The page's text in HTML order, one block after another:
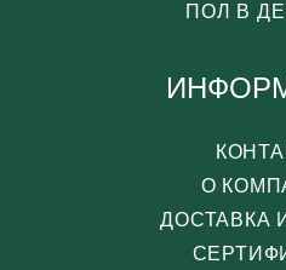
ПОЛ В
О
ДОСТАВКА